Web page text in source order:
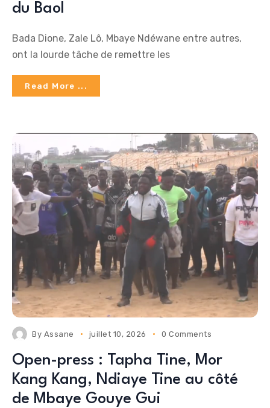
du Baol
Bada Dione, Zale Lô, Mbaye Ndéwane entre autres,
ont la lourde tâche de remettre les
Read More ...
By Assane juillet 10, 2026 0 Comments
Open-press : Tapha Tine, Mor
Kang Kang, Ndiaye Tine au côté
de Mbaye Gouye Gui